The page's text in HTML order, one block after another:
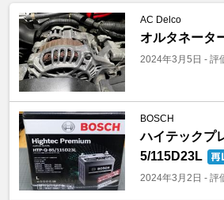
AC Delco
オルタネータ
2024年3月5日 - 評
BOSCH
ハイテックプ
5/115D23L
2024年3月2日 - 評